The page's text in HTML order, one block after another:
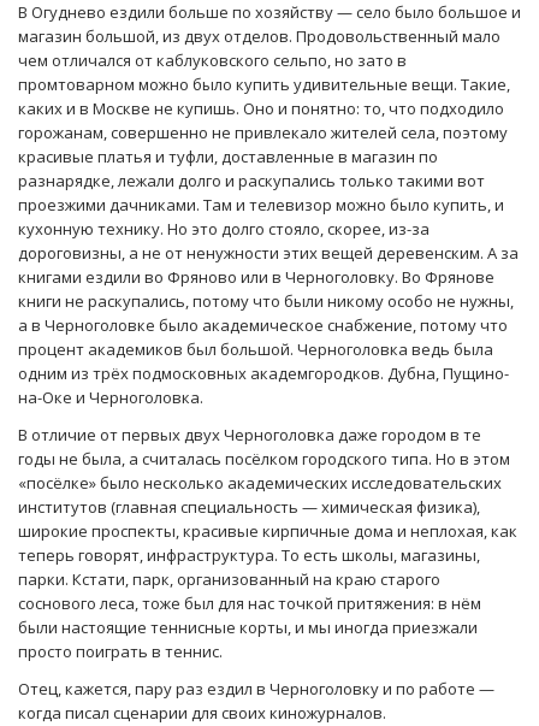
В Огуднево ездили больше по хозяйству — село было большое и
магазин большой, из двух отделов. Продовольственный мало
чем отличался от каблуковского сельпо, но зато в
промтоварном можно было купить удивительные вещи. Такие,
каких и в Москве не купишь. Оно и понятно: то, что подходило
горожанам, совершенно не привлекало жителей села, поэтому
красивые платья и туфли, доставленные в магазин по
разнарядке, лежали долго и раскупались только такими вот
проезжими дачниками. Там и телевизор можно было купить, и
кухонную технику. Но это долго стояло, скорее, из-за
дороговизны, а не от ненужности этих вещей деревенским. А за
книгами ездили во Фряново или в Черноголовку. Во Фрянове
книги не раскупались, потому что были никому особо не нужны,
а в Черноголовке было академическое снабжение, потому что
процент академиков был большой. Черноголовка ведь была
одним из трёх подмосковных академгородков. Дубна, Пущино-
на-Оке и Черноголовка.
В отличие от первых двух Черноголовка даже городом в те
годы не была, а считалась посёлком городского типа. Но в этом
«посёлке» было несколько академических исследовательских
институтов (главная специальность — химическая физика),
широкие проспекты, красивые кирпичные дома и неплохая, как
теперь говорят, инфраструктура. То есть школы, магазины,
парки. Кстати, парк, организованный на краю старого
соснового леса, тоже был для нас точкой притяжения: в нём
были настоящие теннисные корты, и мы иногда приезжали
просто поиграть в теннис.
Отец, кажется, пару раз ездил в Черноголовку и по работе —
когда писал сценарии для своих киножурналов.